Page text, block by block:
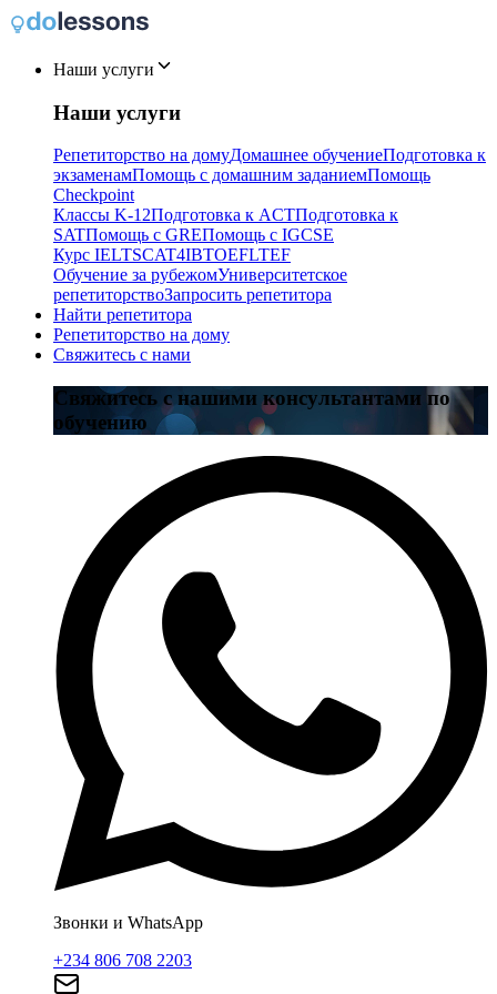
Наши услуги
Наши услуги
Репетиторство на домуДомашнее обучениеПодготовка к
экзаменамПомощь с домашним заданиемПомощь
Checkpoint
Классы K-12Подготовка к ACTПодготовка к
SATПомощь с GREПомощь с IGCSE
Курс IELTSCAT4IBTOEFLTEF
Обучение за рубежомУниверситетское
репетиторствоЗапросить репетитора
Найти репетитора
Репетиторство на дому
Свяжитесь с нами
Свяжитесь с нашими консультантами по
обучению
Звонки и WhatsApp
+234 806 708 2203